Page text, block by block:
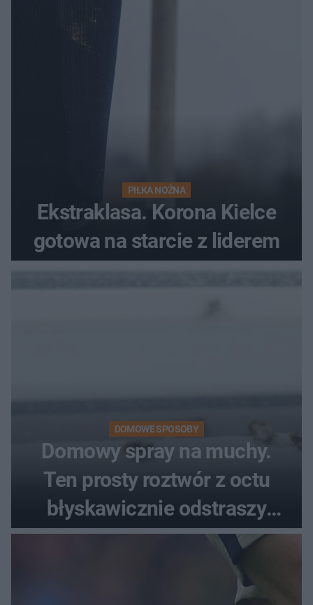
PIŁKA NOŻNA
Ekstraklasa. Korona Kielce
gotowa na starcie z liderem
DOMOWE SPOSOBY
Domowy spray na muchy.
Ten prosty roztwór z octu
błyskawicznie odstraszy
uciążliwe owady